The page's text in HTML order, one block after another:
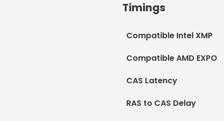
Timings
Compatible Intel XMP
Compatible AMD EXPO
CAS Latency
RAS to CAS Delay